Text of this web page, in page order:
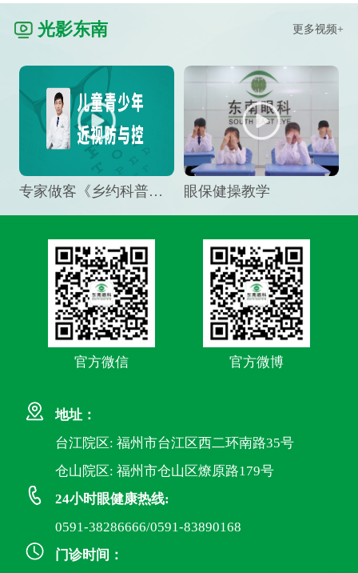
光影东南 更多视频+
专家做客《乡约科普》栏目，预防孩子近视竟然这么“简单” 眼保健操教学
官方微信 官方微博
地址：
台江院区: 福州市台江区西二环南路35号
仓山院区: 福州市仓山区燎原路179号
24小时眼健康热线:
0591-38286666/0591-83890168
门诊时间：